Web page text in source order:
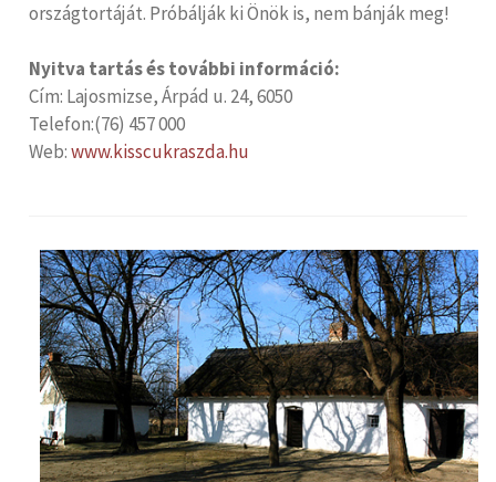
országtortáját. Próbálják ki Önök is, nem bánják meg!
Nyitva tartás és további információ:
Cím: Lajosmizse, Árpád u. 24, 6050
Telefon:(76) 457 000
Web:www.kisscukraszda.hu